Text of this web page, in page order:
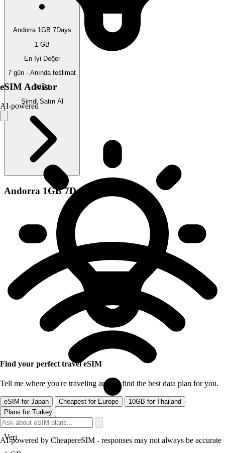
Andorra 1GB 7Days
1 GB
En İyi Değer
7 gün · Anında teslimat
$4.21
Şimdi Satın Al
Andorra 1GB 7Days
Veri
eSIM Advisor
AI-powered
Find your perfect travel eSIM
Tell me where you're traveling and I'll find the best data plan for you.
eSIM for Japan Cheapest for Europe
10GB for Thailand
Plans for Turkey
AI-powered by CheapereSIM - responses may not always be accurate